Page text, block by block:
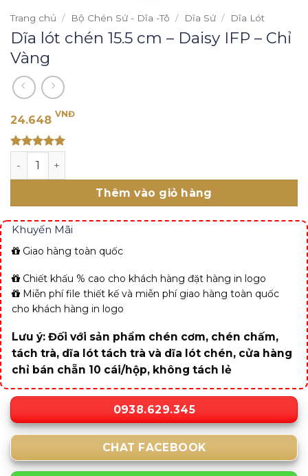
Trang chủ / Bộ Chén Sứ - Dĩa -Tô / Dĩa Sứ / Dĩa Lót
Dĩa lót chén 15.5 cm – Daisy IFP – Chỉ
Vàng
24.648 VNĐ
out of 5
Dĩa lót chén 15.5 cm - Daisy IFP - Chỉ Vàng số lượng
Thêm vào giỏ hàng
Khuyến Mãi
Giao hàng toàn quốc
Chiết khấu % cao cho khách hàng đặt hàng in logo
Miễn phí file thiết kế và miễn phí giao hàng toàn quốc
cho khách hàng in logo
Lưu ý: Đối với sản phẩm chén cơm, chén chấm,
tách trà, dĩa lót tách trà và dĩa lót chén, cửa hàng
chỉ bán chẵn 10 cái/hộp, không tách lẻ
0938.629.345
CHAT FACEBOOK